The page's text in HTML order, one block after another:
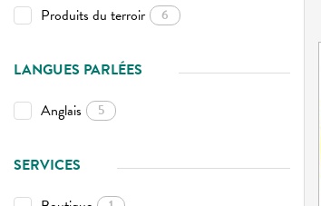
Produits du terroir 6
LANGUES PARLÉES
Anglais
5
SERVICES